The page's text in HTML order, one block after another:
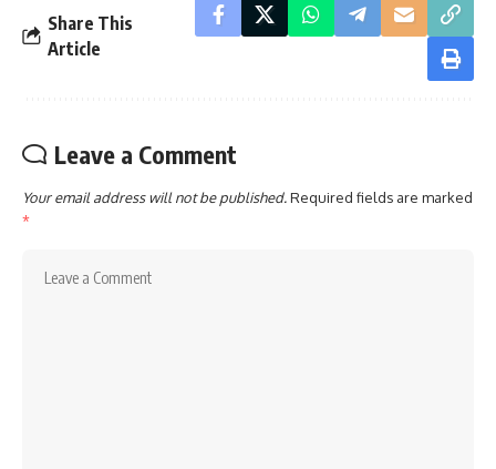
Share This
Article
Leave a Comment
Your email address will not be published.Required fields are marked
*